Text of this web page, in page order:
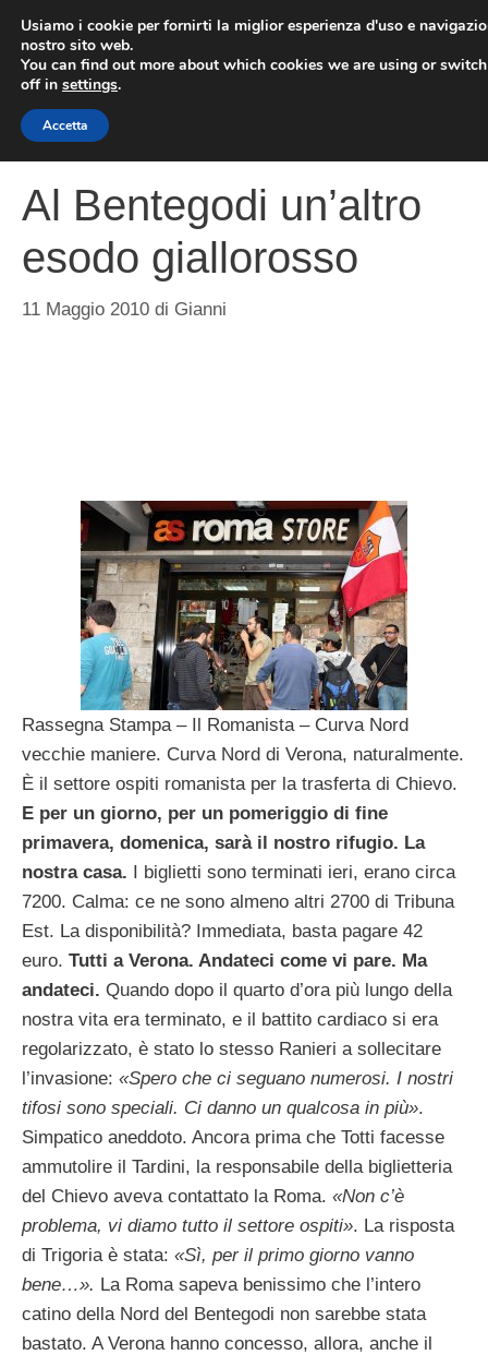
contenuto
Al Bentegodi un’altro
esodo giallorosso
11 Maggio 2010 di Gianni
Rassegna Stampa – Il Romanista – Curva Nord
vecchie maniere. Curva Nord di Verona, naturalmente.
È il settore ospiti romanista per la trasferta di Chievo.
E per un giorno, per un pomeriggio di fine
primavera, domenica, sarà il nostro rifugio. La
nostra casa. I biglietti sono terminati ieri, erano circa
7200. Calma: ce ne sono almeno altri 2700 di Tribuna
Est. La disponibilità? Immediata, basta pagare 42
euro. Tutti a Verona. Andateci come vi pare. Ma
andateci. Quando dopo il quarto d’ora più lungo della
nostra vita era terminato, e il battito cardiaco si era
regolarizzato, è stato lo stesso Ranieri a sollecitare
l’invasione: «Spero che ci seguano numerosi. I nostri
tifosi sono speciali. Ci danno un qualcosa in più».
Simpatico aneddoto. Ancora prima che Totti facesse
ammutolire il Tardini, la responsabile della biglietteria
del Chievo aveva contattato la Roma. «Non c’è
problema, vi diamo tutto il settore ospiti». La risposta
di Trigoria è stata: «Sì, per il primo giorno vanno
bene…». La Roma sapeva benissimo che l’intero
catino della Nord del Bentegodi non sarebbe stata
bastato. A Verona hanno concesso, allora, anche il
Usiamo i cookie per fornirti la miglior esperienza d'uso e
nostro sito web.
You can find out more about which cookies we are using or
off in settings.
Accetta